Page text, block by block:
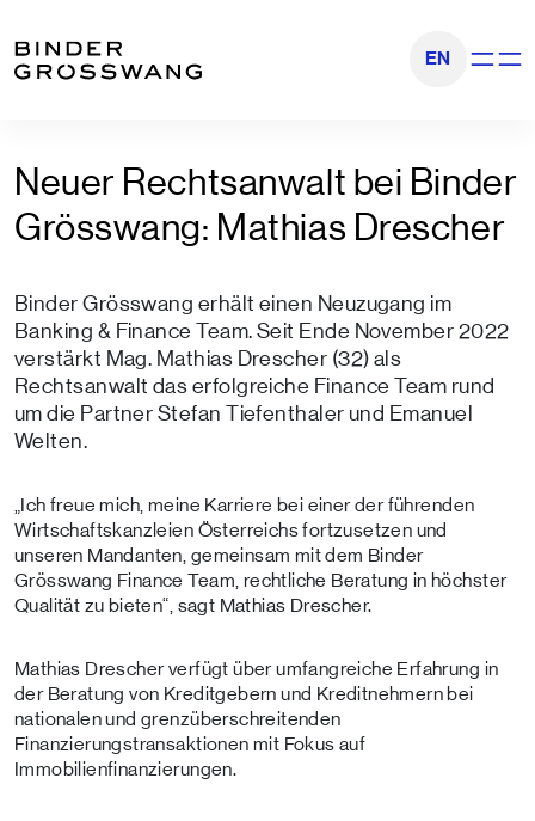
EN
Neuer Rechtsanwalt bei Binder
Grösswang: Mathias Drescher
Binder Grösswang erhält einen Neuzugang im
Banking & Finance Team. Seit Ende November 2022
verstärkt Mag. Mathias Drescher (32) als
Rechtsanwalt das erfolgreiche Finance Team rund
um die Partner Stefan Tiefenthaler und Emanuel
Welten.
„Ich freue mich, meine Karriere bei einer der führenden
Wirtschaftskanzleien Österreichs fortzusetzen und
unseren Mandanten, gemeinsam mit dem Binder
Grösswang Finance Team, rechtliche Beratung in höchster
Qualität zu bieten“, sagt Mathias Drescher.
Mathias Drescher verfügt über umfangreiche Erfahrung in
der Beratung von Kreditgebern und Kreditnehmern bei
nationalen und grenzüberschreitenden
Finanzierungstransaktionen mit Fokus auf
Immobilienfinanzierungen.